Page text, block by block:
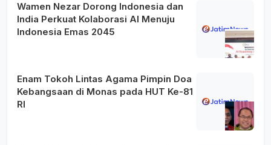
Wamen Nezar Dorong Indonesia dan
India Perkuat Kolaborasi AI Menuju
Indonesia Emas 2045
Enam Tokoh Lintas Agama Pimpin Doa
Kebangsaan di Monas pada HUT Ke-81
RI